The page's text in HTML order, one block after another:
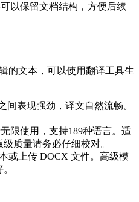
以保留文档结构，方便后续
的文本，可以使用翻译工具生
表现强劲，译文自然流畅。
限使用，支持189种语言。适
质量请务必仔细校对。
或上传 DOCX 文件。高级模